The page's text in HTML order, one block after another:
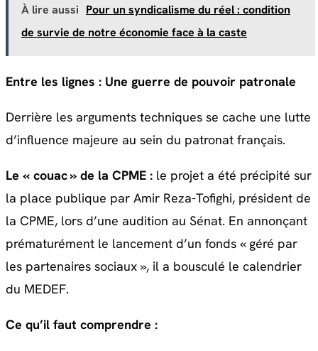
À lire aussi Pour un syndicalisme du réel : condition
de survie de notre économie face à la caste
Entre les lignes : Une guerre de pouvoir patronale
Derrière les arguments techniques se cache une lutte
d’influence majeure au sein du patronat français.
Le « couac » de la CPME : le projet a été précipité sur
la place publique par Amir Reza-Tofighi, président de
la CPME, lors d’une audition au Sénat. En annonçant
prématurément le lancement d’un fonds « géré par
les partenaires sociaux », il a bousculé le calendrier
du MEDEF.
Ce qu’il faut comprendre :